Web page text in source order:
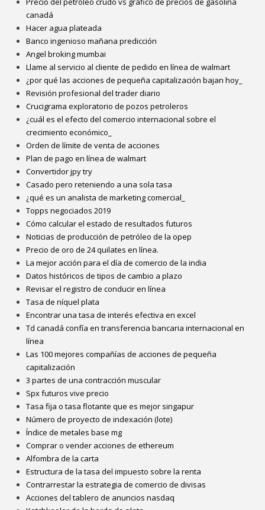
canadá
Hacer agua plateada
Banco ingenioso mañana predicción
Angel broking mumbai
Llame al servicio al cliente de pedido en línea de walmart
¿por qué las acciones de pequeña capitalización bajan hoy_
Revisión profesional del trader diario
Crucigrama exploratorio de pozos petroleros
¿cuál es el efecto del comercio internacional sobre el
crecimiento económico_
Orden de límite de venta de acciones
Plan de pago en línea de walmart
Convertidor jpy try
Casado pero reteniendo a una sola tasa
¿qué es un analista de marketing comercial_
Topps negociados 2019
Cómo calcular el estado de resultados futuros
Noticias de producción de petróleo de la opep
Precio de oro de 24 quilates en línea.
La mejor acción para el día de comercio de la india
Datos históricos de tipos de cambio a plazo
Revisar el registro de conducir en línea
Tasa de níquel plata
Encontrar una tasa de interés efectiva en excel
Td canadá confía en transferencia bancaria internacional en
línea
Las 100 mejores compañías de acciones de pequeña
capitalización
3 partes de una contracción muscular
Spx futuros vive precio
Tasa fija o tasa flotante que es mejor singapur
Número de proyecto de indexación (lote)
Índice de metales base mg
Comprar o vender acciones de ethereum
Alfombra de la carta
Estructura de la tasa del impuesto sobre la renta
Contrarrestar la estrategia de comercio de divisas
Acciones del tablero de anuncios nasdaq